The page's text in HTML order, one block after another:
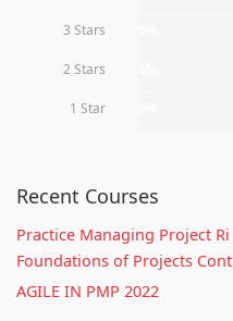
3 Stars
2 Stars
1 Star
Recent Courses
Practice Managing Project Ri
Foundations of Projects Cont
AGILE IN PMP 2022